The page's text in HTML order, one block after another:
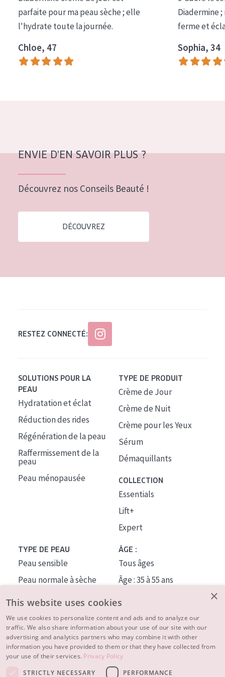
COLLECTION
Essentials
Lift+
Expert
Peau mixte ou grasse
Peau mature
Peau ménopausée
Âge : 55+
parfaite pour ma peau sèche ; elle
l'hydrate toute la journée.
Chloe, 47
Diadermine
ferme et
Sophia, 34
ENVIE D'EN SAVOIR PLUS ?
Découvrez nos Conseils Beauté !
DÉCOUVREZ
RESTEZ CONNECTÉ:
SOLUTIONS POUR LA
PEAU
Hydratation et éclat
Réduction des rides
Régénération de la peau
Raffermissement de la
peau
Peau ménopausée
TYPE DE PRODUIT
Crème de Jour
Crème de Nuit
Crème pour les Yeux
Sérum
Démaquillants
COLLECTION
Essentials
Lift+
Expert
TYPE DE PEAU
Peau sensible
Peau normale à sèche
Peau mixte ou grasse
Peau mature
Peau ménopausée
ÂGE :
Tous âges
Âge : 35 à 55 ans
À PROPOS
CONSEILS BEAUTÉ
×
This website uses cookies
We use cookies to personalize content and ads and to analyze our
traffic. We also share information about your use of our site with our
advertising and analytics partners who may combine it with other
information you have provided to them or that they have collected from
your use of their services. Privacy Policy
STRICTLY NECESSARY
PERFORMANCE